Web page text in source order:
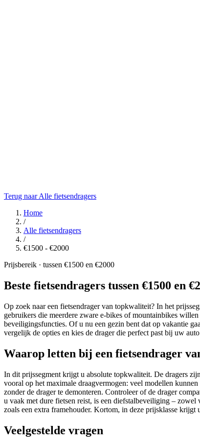
Terug naar Alle fietsendragers
Home
/
Alle fietsendragers
/
€1500 - €2000
Prijsbereik · tussen €1500 en €2000
Beste fietsendragers tussen €1500 en
Op zoek naar een fietsendrager van topkwaliteit? In het
gebruikers die meerdere zware e-bikes of mountainbikes
beveiligingsfuncties. Of u nu een gezin bent dat op vakantie
vergelijk de opties en kies de drager die perfect past bij uw
Waarop letten bij een fietsendrager
In dit prijssegment krijgt u absolute topkwaliteit. De dragers
vooral op het maximale draagvermogen: veel modellen
zonder de drager te demonteren. Controleer of de drager
u vaak met dure fietsen reist, is een diefstalbeveiliging – zowel
zoals een extra framehouder. Kortom, in deze prijsklasse
Veelgestelde vragen